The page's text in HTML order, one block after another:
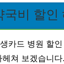
국비 할인
카드 병원 할
쳐 보겠습니다.